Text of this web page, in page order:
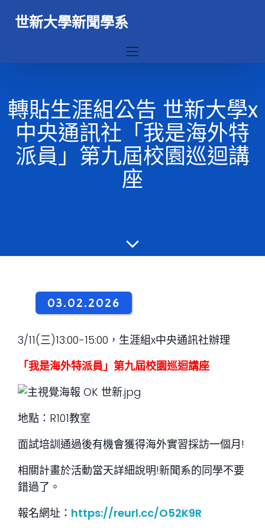
世新大學新聞學系
轉貼生涯組公告 世新大學x
中央通訊社「我是海外特
派員」第九屆校園巡迴講
座
03.02.2026
3/11(三)13:00-15:00，生涯組x中央通訊社辦理
「我是海外特派員」第九屆校園巡迴講座
地點：R101教室
面試培訓通過後有機會獲得海外實習採訪一個月!
相關計畫於活動當天詳細說明!新聞系的同學不要
錯過了。
報名網址： https://reurl.cc/O52K9R